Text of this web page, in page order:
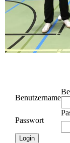
Benutzername
Passwort
Login